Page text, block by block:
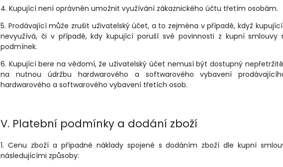
4. Kupující není oprávněn umožnit využívání zákaznického účtu třetím osobám.
5. Prodávající může zrušit uživatelský účet, a to zejména v případě, když
nevyužívá, či v případě, kdy kupující poruší své povinnosti z kupní
podmínek.
6. Kupující bere na vědomí, že uživatelský účet nemusí být dostupný
na nutnou údržbu hardwarového a softwarového vybavení
hardwarového a softwarového vybavení třetích osob.
V. Platební podmínky a dodání zboží
1. Cenu zboží a případné náklady spojené s dodáním zboží dle kupní
následujícími způsoby: